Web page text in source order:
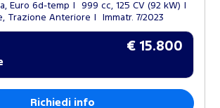
Euro 6d-temp
999 cc, 125 CV (92 kW)
Trazione Anteriore
Immatr. 7/2023
€ 15.800
Richiedi info